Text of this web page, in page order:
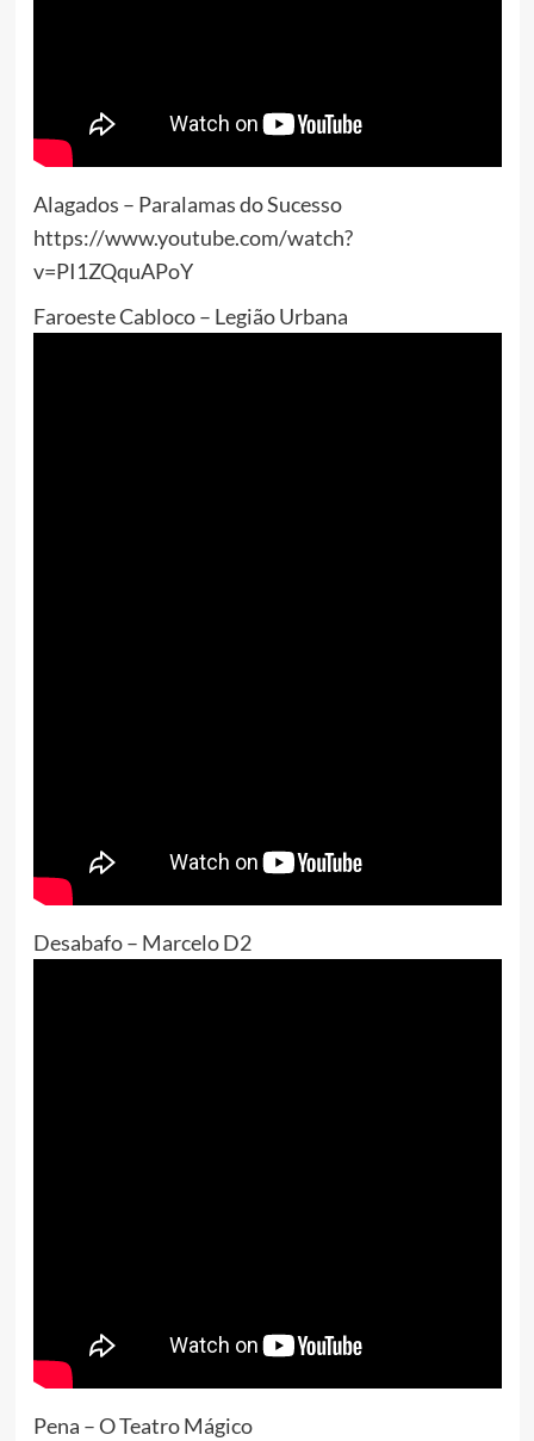
Alagados – Paralamas do Sucesso
https://www.youtube.com/watch?
v=PI1ZQquAPoY
Faroeste Cabloco – Legião Urbana
Desabafo – Marcelo D2
Pena – O Teatro Mágico